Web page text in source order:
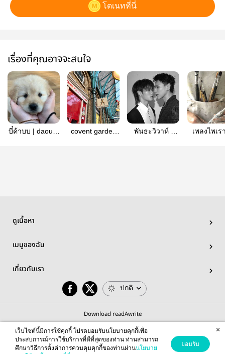
โดเนทที่นี่
เรื่องที่คุณอาจจะสนใจ
บี๋ค้าบบ | daou X
covent garden
พันธะวิวาห์ |
เพลงไพเร
ดูเนื้อหา
เมนูของฉัน
เกี่ยวกับเรา
ปกติ
Download readAwrite
© 2026 readAwrite.com by MEB Corporation Public Company Limited
เว็บไซต์นี้มีการใช้คุกกี้ โปรดยอมรับนโยบายคุกกี้เพื่อ
ประสบการณ์การใช้บริการที่ดีที่สุดของท่าน ท่านสามารถ
ศึกษาวิธีการตั้งค่าการควบคุมคุกกี้ของท่านผ่านนโยบาย
ยอมรับ
×